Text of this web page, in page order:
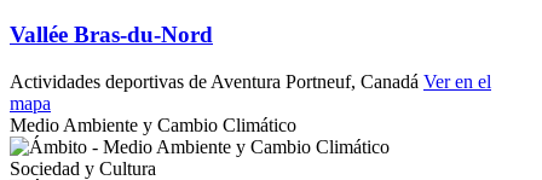
Vallée Bras-du-Nord
Actividades deportivas de Aventura Portneuf, Canadá Ver en el
mapa
Medio Ambiente y Cambio Climático
Sociedad y Cultura